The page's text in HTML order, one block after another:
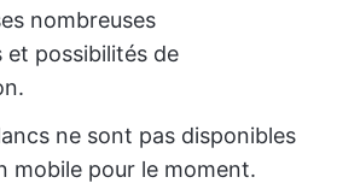
nombreuses
possibilités de
ne sont pas disponibles
mobile pour le moment.